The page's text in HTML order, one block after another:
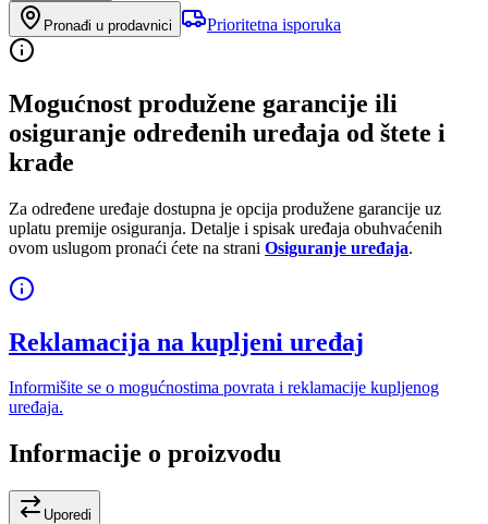
Pronađi u prodavnici Prioritetna isporuka
Mogućnost produžene garancije ili
osiguranje određenih uređaja od štete i
krađe
Za određene uređaje dostupna je opcija produžene garancije uz
uplatu premije osiguranja. Detalje i spisak uređaja obuhvaćenih
ovom uslugom pronaći ćete na strani Osiguranje uređaja.
Reklamacija na kupljeni uređaj
Informišite se o mogućnostima povrata i reklamacije kupljenog
uređaja.
Informacije o proizvodu
Uporedi